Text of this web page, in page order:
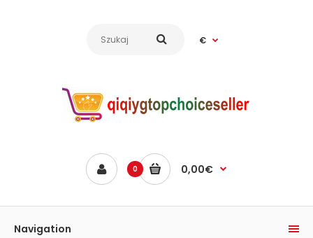
€
0 0,00€
Navigation